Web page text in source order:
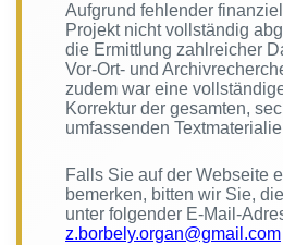
Aufgrund fehlender
Projekt nicht vollständig
die Ermittlung zahlreicher
Vor-Ort- und
zudem war eine
Korrektur der gesamten,
umfassenden
Falls Sie auf der Webseite
bemerken, bitten wir Sie,
unter folgender E-Mail-
z.borbely.organ@gmail.com